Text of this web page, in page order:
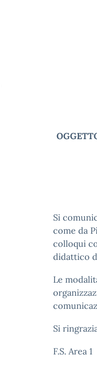
Si
come da
colloqui
didattico
Le
Si
F.S. Area 1